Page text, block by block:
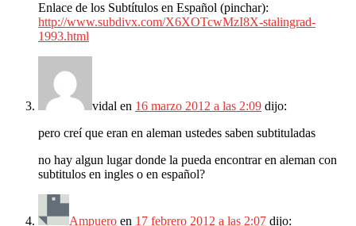
Enlace de los Subtítulos en Español (pinchar):
http://www.subdivx.com/X6XOTcwMzI8X-stalingrad-
1993.html
vidal en 16 marzo 2012 a las 2:09 dijo:
pero creí que eran en aleman ustedes saben subtituladas
no hay algun lugar donde la pueda encontrar en aleman con
subtitulos en ingles o en español?
Ampuero en 17 febrero 2012 a las 2:07 dijo: